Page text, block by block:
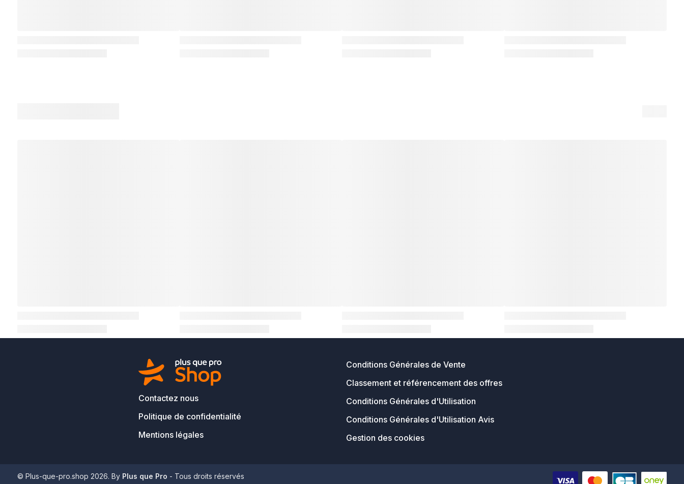
Contactez nous
Politique de confidentialité
Mentions légales
Conditions Générales de Vente
Classement et référencement des offres
Conditions Générales d'Utilisation
Conditions Générales d'Utilisation Avis
Gestion des cookies
© Plus-que-pro.shop 2026. By Plus que Pro - Tous droits réservés